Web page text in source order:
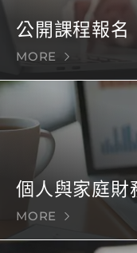
公開課程報名
MORE
個人與家庭財
MORE